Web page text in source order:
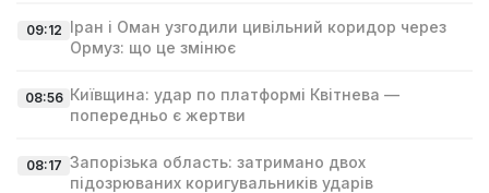
09:12 Іран і Оман узгодили цивільний коридор через
Ормуз: що це змінює
08:56 Київщина: удар по платформі Квітнева —
попередньо є жертви
08:17 Запорізька область: затримано двох
підозрюваних коригувальників ударів